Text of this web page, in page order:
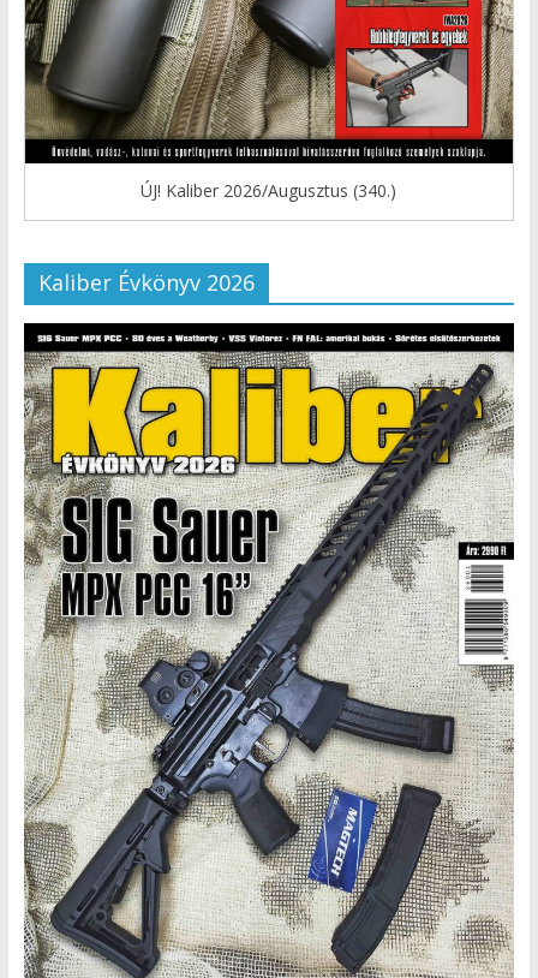
ÚJ! Kaliber 2026/Augusztus (340.)
Kaliber Évkönyv 2026